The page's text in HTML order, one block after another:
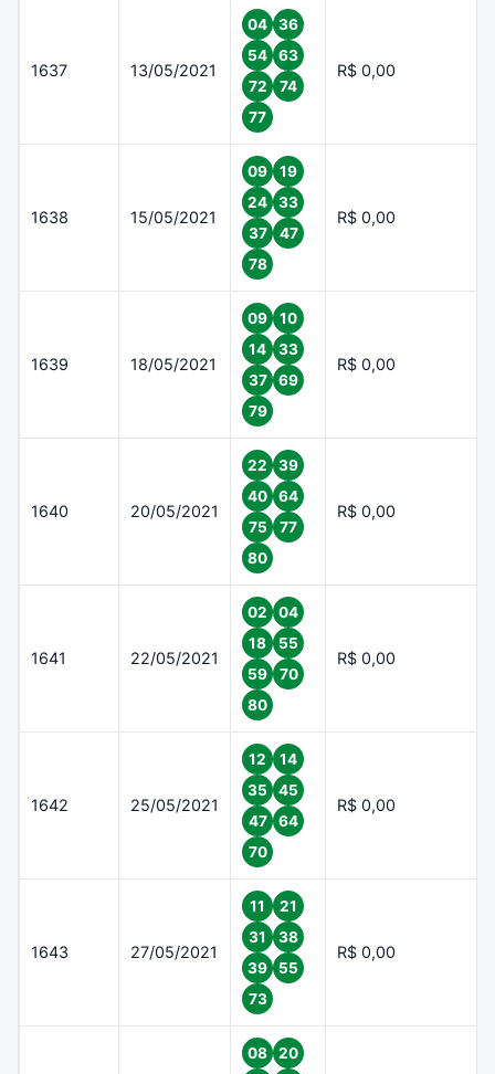
1637 13/05/2021
04
36
54
63
72
74
77
R$ 0,00
1638 15/05/2021
09
19
24
33
37
47
78
R$ 0,00
1639 18/05/2021
09
10
14
33
37
69
79
R$ 0,00
1640 20/05/2021
22
39
40
64
75
77
80
R$ 0,00
1641 22/05/2021
02
04
18
55
59
70
80
R$ 0,00
1642 25/05/2021
12
14
35
45
47
64
70
R$ 0,00
1643 27/05/2021
11
21
31
38
39
55
73
R$ 0,00
08
20